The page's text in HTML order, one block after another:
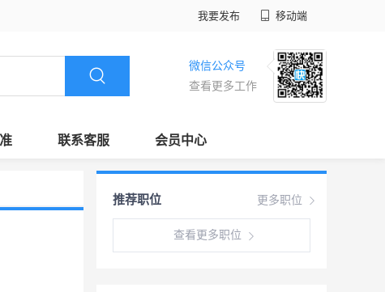
我要发布 移动端
微信公众号
查看更多工作
联系客服 会员中心
更多职位
推荐职位
查看更多职位